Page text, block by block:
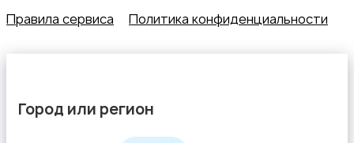
Правила сервиса
Политика конфиденциальности
Город или регион